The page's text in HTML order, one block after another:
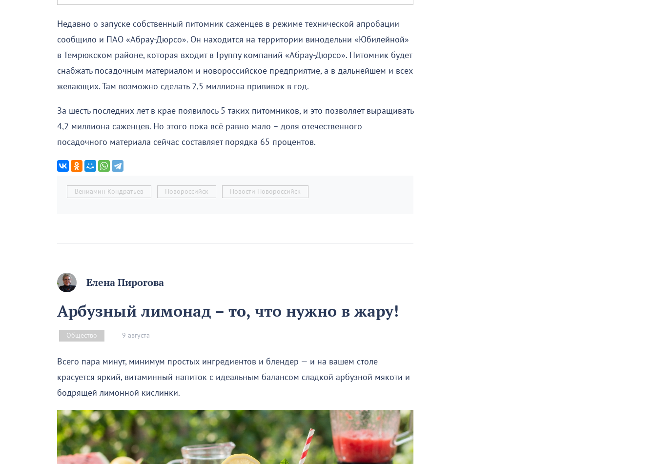
Недавно о запуске собственный питомник саженцев в режиме технической апробации
сообщило и ПАО «Абрау-Дюрсо». Он находится на территории винодельни «Юбилейной»
в Темрюкском районе, которая входит в Группу компаний «Абрау-Дюрсо». Питомник будет
снабжать посадочным материалом и новороссийское предприятие, а в дальнейшем и всех
желающих. Там возможно сделать 2,5 миллиона прививок в год.
За шесть последних лет в крае появилось 5 таких питомников, и это позволяет выращивать
4,2 миллиона саженцев. Но этого пока всё равно мало – доля отечественного
посадочного материала сейчас составляет порядка 65 процентов.
Вениамин Кондратьев Новороссийск Новости Новороссийск
Елена Пирогова
Арбузный лимонад – то, что нужно в жару!
Общество 9 августа
Всего пара минут, минимум простых ингредиентов и блендер — и на вашем столе
красуется яркий, витаминный напиток с идеальным балансом сладкой арбузной мякоти и
бодрящей лимонной кислинки.